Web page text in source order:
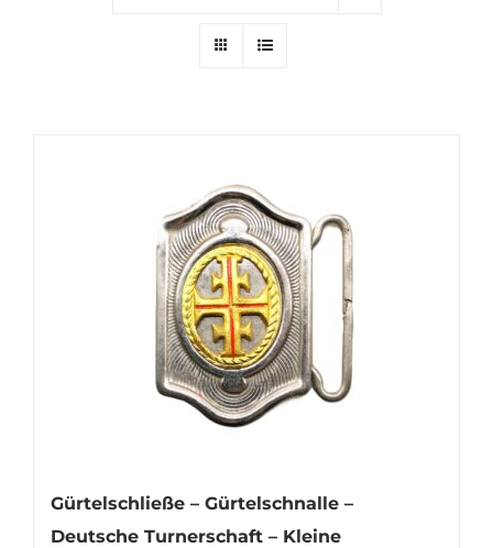
Gürtelschließe – Gürtelschnalle –
Deutsche Turnerschaft – Kleine